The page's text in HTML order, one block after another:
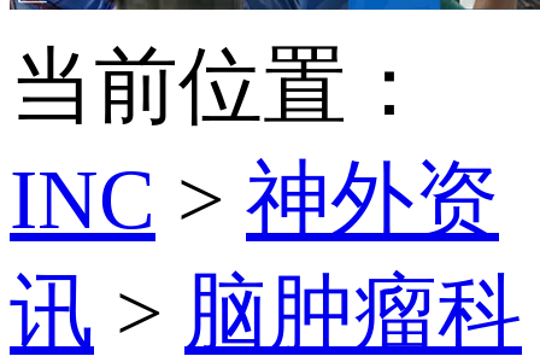
当前位置：
INC > 神外资
讯 > 脑肿瘤科